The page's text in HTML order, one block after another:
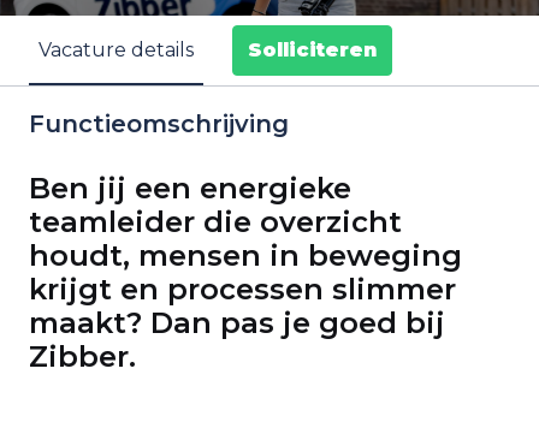
Vacature details Solliciteren
Functieomschrijving
Ben jij een energieke
teamleider die overzicht
houdt, mensen in beweging
krijgt en processen slimmer
maakt? Dan pas je goed bij
Zibber.